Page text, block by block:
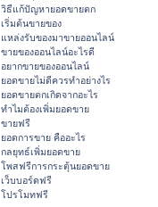
วิธีแก้ปัญหายอดขายตก
เริ่มต้นขายของ
แหล่งรับของมาขายออนไลน์
ขายของออนไลน์อะไรดี
อยากขายของออนไลน์
ยอดขายไม่ดีควรทำอย่างไร
ยอดขายตกเกิดจากอะไร
ทำไมต้องเพิ่มยอดขาย
ขายฟรี
ยอดการขาย คืออะไร
กลยุทธ์เพิ่มยอดขาย
โพสฟรีการกระตุ้นยอดขาย
เว็บบอร์ดฟรี
โปรโมทฟรี